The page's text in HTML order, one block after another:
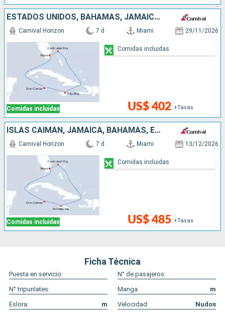
ESTADOS UNIDOS, BAHAMAS, JAMAICA, ISLAS CAIMÁN
Comidas incluidas
Carnival Horizon 7 d Miami 29/11/2026
US$ 402 +Tasas
Comidas incluidas
ISLAS CAIMÁN, JAMAICA, BAHAMAS, ESTADOS UNIDOS
Comidas incluidas
Carnival Horizon 7 d Miami 13/12/2026
US$ 485 +Tasas
Comidas incluidas
Ficha Técnica
Puesta en servicio:
N° de pasajeros:
N° tripunlates:
Manga:
m
Eslora:
m Velocidad: Nudos